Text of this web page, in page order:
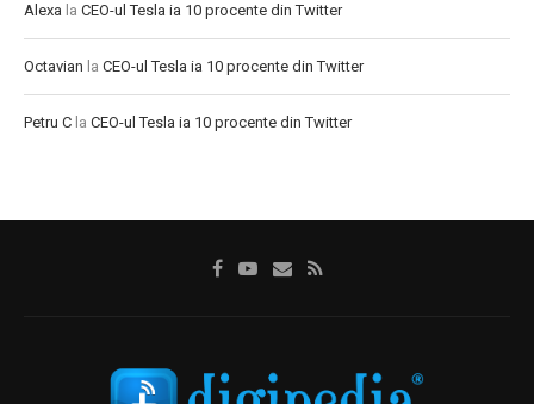
Alexa la CEO-ul Tesla ia 10 procente din Twitter
Octavian la CEO-ul Tesla ia 10 procente din Twitter
Petru C la CEO-ul Tesla ia 10 procente din Twitter